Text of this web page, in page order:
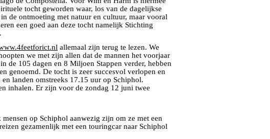
tocht geworden waar, los van de dagelijkse
de ontmoeting met natuur en cultuur, maar vooral
een goed aan deze tocht namelijk Stichting
allemaal zijn terug te lezen. We
we met zijn allen dat de mannen het voorjaar
de 105 dagen en 8 Miljoen Stappen verder, hebben
genoemd. De tocht is zeer succesvol verlopen en
landen omstreeks 17.15 uur op Schiphol.
inhalen. Er zijn voor de zondag 12 juni twee
op Schiphol aanwezig zijn om ze met een
gezamenlijk met een touringcar naar Schiphol